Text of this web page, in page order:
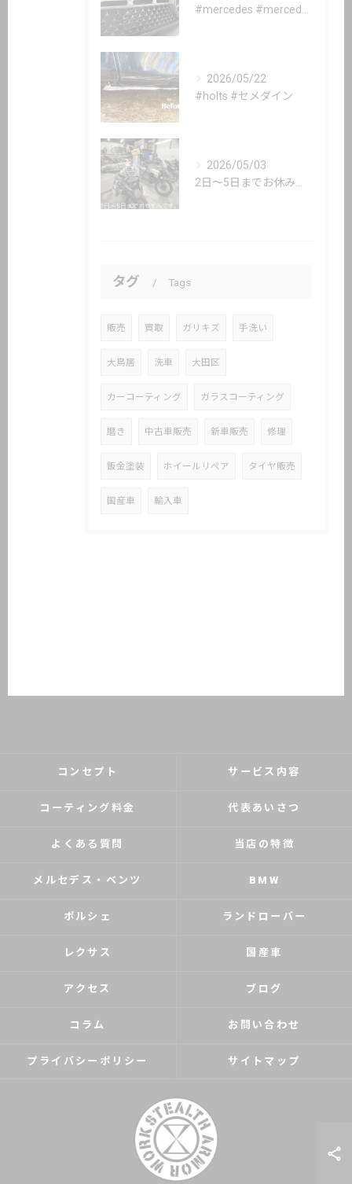
#mercedes #mercedesbenz #gle #...
2026/05/22
#holts #セメダイン
2026/05/03
2日〜5日までお休み頂いてます。
タグ Tags
販売 買取 ガリキズ 手洗い
大鳥居 洗車 大田区
カーコーティング ガラスコーティング
磨き 中古車販売 新車販売 修理
鈑金塗装 ホイールリペア タイヤ販売
国産車 輸入車
コンセプト サービス内容
コーティング料金 代表あいさつ
よくある質問 当店の特徴
メルセデス・ベンツ BMW
ポルシェ ランドローバー
レクサス 国産車
アクセス ブログ
コラム お問い合わせ
プライバシーポリシー サイトマップ